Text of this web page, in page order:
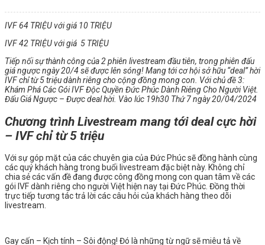
IVF 64 TRIỆU với giá 10 TRIỆU
IVF 42 TRIỆU với giá 5 TRIỆU
Tiếp nối sự thành công của 2 phiên livestream đầu tiên, trong phiên đấu
giá ngược ngày 20/4 sẽ được lên sóng! Mang tớicơ hội sở hữu “deal” hời
IVF chỉ từ 5 triệu dành riêng cho cộng đồng mong con. Với chủ đề 3:
Khám Phá Các Gói IVF Độc Quyền Đức Phúc Dành Riêng Cho Người Việt.
Đấu Giá Ngược – Được deal hời. Vào lúc 19h30 Thứ 7 ngày 20/04/2024
Chương trình Livestream mang tới deal cực hời
– IVF chỉ từ 5 triệu
Với sự góp mặt của các chuyên gia của Đức Phúc sẽ đồng hành cùng
các quý khách hàng trong buổi livestream đặc biệt này. Không chỉ
chia sẻ các vấn đề đang được công đồng mong con quan tâm về các
gói IVF dành riêng cho người Việt hiện nay tại Đức Phúc. Đồng thời
trực tiếp tương tác trả lời các câu hỏi của khách hàng theo dõi
livestream.
Gay cấn – Kịch tính – Sôi động! Đó là những từ ngữ sẽ miêu tả về